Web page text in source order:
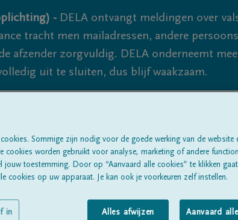
- DELA ontvangt meldingen over
tracht men mailadressen, andere
afzender zorgvuldig. DELA onderneemt
uit te sluiten, dus blijf waakzaam.
Sommige zijn nodig voor de goede werking van de website
cookies worden gebruikt voor analyse, marketing of andere
jouw toestemming. Door op “Aanvaard alle cookies” te klikken
cookies op uw apparaat. Je kan ook je voorkeuren zelf instellen.
Alles afwijzen Aanvaard
in